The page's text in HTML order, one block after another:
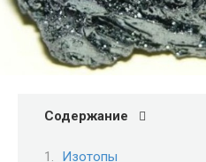
Содержание
Изотопы